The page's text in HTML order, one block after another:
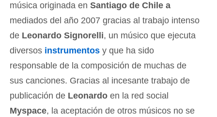
música originada en Santiago de Chile a
mediados del año 2007 gracias al trabajo intenso
de Leonardo Signorelli, un músico que ejecuta
diversos instrumentos y que ha sido
responsable de la composición de muchas de
sus canciones. Gracias al incesante trabajo de
publicación de Leonardo en la red social
Myspace, la aceptación de otros músicos no se